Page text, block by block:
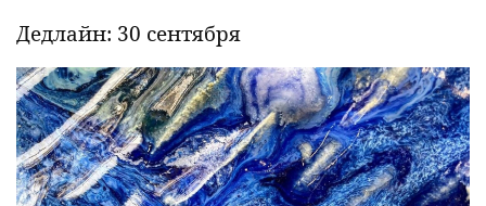
Дедлайн: 30 сентября